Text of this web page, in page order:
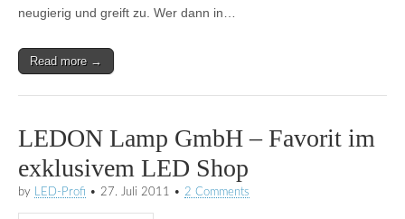
neugierig und greift zu. Wer dann in…
Read more →
LEDON Lamp GmbH – Favorit im
exklusivem LED Shop
by LED-Profi • 27. Juli 2011 • 2 Comments